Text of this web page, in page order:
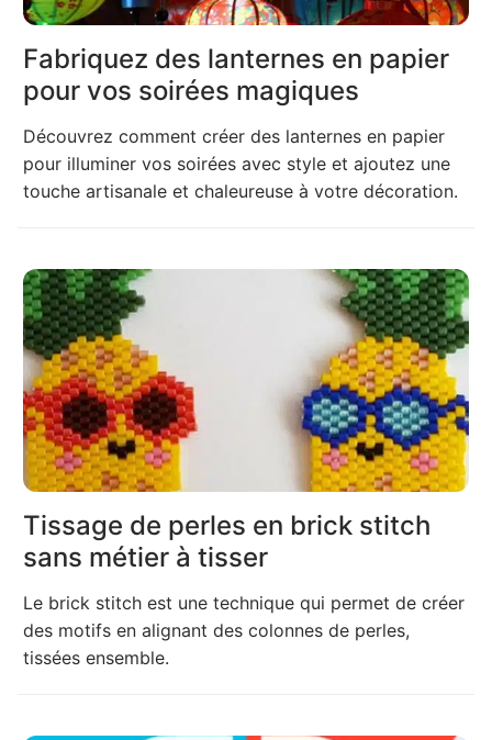
Fabriquez des lanternes en papier
pour vos soirées magiques
Découvrez comment créer des lanternes en papier
pour illuminer vos soirées avec style et ajoutez une
touche artisanale et chaleureuse à votre décoration.
Tissage de perles en brick stitch
sans métier à tisser
Le brick stitch est une technique qui permet de créer
des motifs en alignant des colonnes de perles,
tissées ensemble.